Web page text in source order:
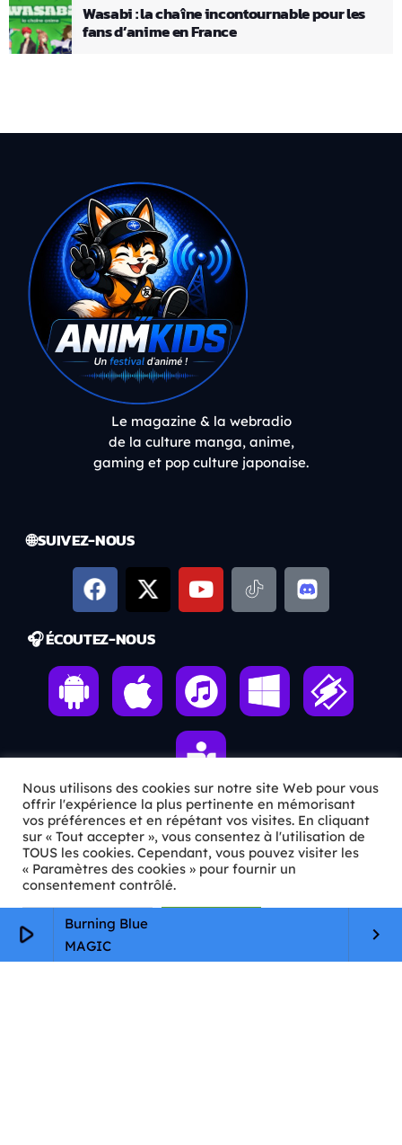
play_arrow
Burning Blue
MAGIC
keyboard_arrow_right
Wasabi : la chaîne incontournable pour les
fans d’anime en France
Le magazine & la webradio
de la culture manga, anime,
gaming et pop culture japonaise.
🌐 SUIVEZ-NOUS
🎧 ÉCOUTEZ-NOUS
ℹ️ INFOS PRATIQUES
✉️Contact
🦊Qui sommes-nous ?
📄
Mentions légales
Nous utilisons des cookies sur notre site Web pour vous
offrir l'expérience la plus pertinente en mémorisant
vos préférences et en répétant vos visites. En cliquant
sur « Tout accepter », vous consentez à l'utilisation de
TOUS les cookies. Cependant, vous pouvez visiter les
« Paramètres des cookies » pour fournir un
consentement contrôlé.
Paramètres Cookie